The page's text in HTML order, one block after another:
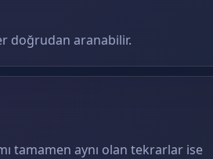
doğrudan aranabilir.
tamamen aynı olan tekrarlar ise